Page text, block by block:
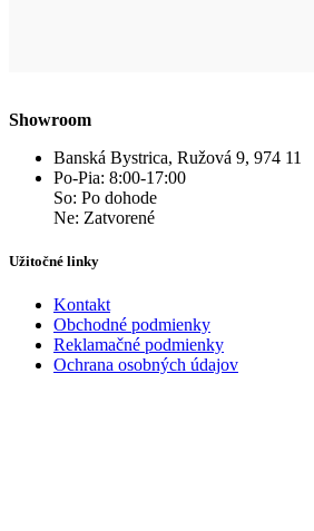
Showroom
Banská Bystrica, Ružová 9, 974 11
Po-Pia: 8:00-17:00
So: Po dohode
Ne: Zatvorené
Užitočné linky
Kontakt
Obchodné podmienky
Reklamačné podmienky
Ochrana osobných údajov